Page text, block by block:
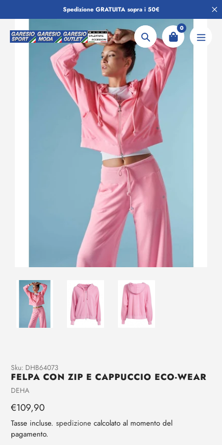
al
contenuto
Spedizione GRATUITA sopra i 50€
Ricerca
0
Aggiunta
di
prodotto
tuo
carrello
Sku: DHB64073
FELPA CON ZIP E CAPPUCCIO ECO-WEAR
Venditrice
DEHA
Prezzo
regolare
€109,90
Tasse incluse. spedizione calcolato al momento del
pagamento.